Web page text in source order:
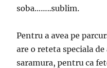
soba……..sublim.
Pentru a avea pe
are o reteta speciala
saramura, pentru ca